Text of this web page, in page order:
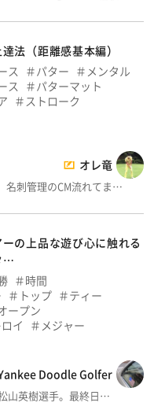
法（距離感基本編）
ス パター
メンタル
ス
パターマット
ストローク
オレ竜
名刺管理のCM流れてま…
の上品な遊び心に触れる
…
時間
トップ
ティー
ープン
イ
メジャー
Doodle Golfer
山英樹選手。最終日…